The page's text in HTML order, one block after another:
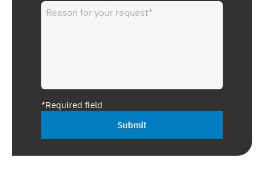
*Required field
Submit